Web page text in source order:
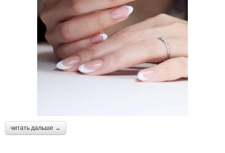
читать дальше →